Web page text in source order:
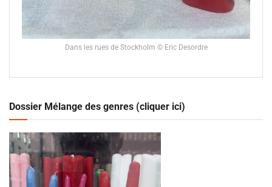
Dans les rues de Stockholm © Eric Desordre
Dossier Mélange des genres (cliquer ici)